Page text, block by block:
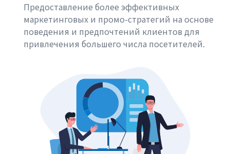
Предоставление более эффективных
маркетинговых и промо-стратегий на основе
поведения и предпочтений клиентов для
привлечения большего числа посетителей.